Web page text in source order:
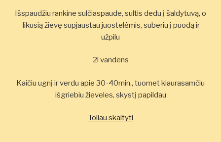
Išspaudžiu rankine sulčiaspaude, sultis dedu į šaldytuvą, o
likusią žievę supjaustau juostelėmis, suberiu į puodą ir
užpilu
2l vandens
Kaičiu ugnį ir verdu apie 30-40min., tuomet kiaurasamčiu
išgriebiu žieveles, skystį papildau
Toliau skaityti„Naminė